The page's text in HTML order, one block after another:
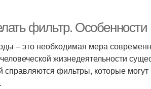
фильтр. Особенности
– это необходимая мера
жизнедеятельности
справляются фильтры, которые